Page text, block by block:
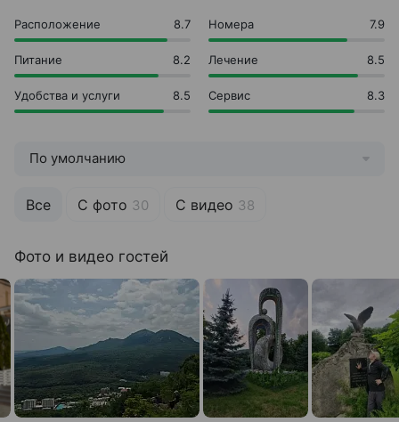
Развлекательные программы
Танцпол
Шахматы
Инфраструктура
Детская игровая площадка
Киноконцертный зал
Кондиционеры в номерах
Лифты
Магазины
Охраняемая стоянка
Сад
Собственный бювет
Собственный парк
Теплые переходы между корпусами
Холл на этаже
Расположение 8.7 Номера 7.9
Питание 8.2 Лечение 8.5
Удобства и услуги 8.5 Сервис 8.3
Все С фото 30 С видео 38
По умолчанию
Фото и видео гостей